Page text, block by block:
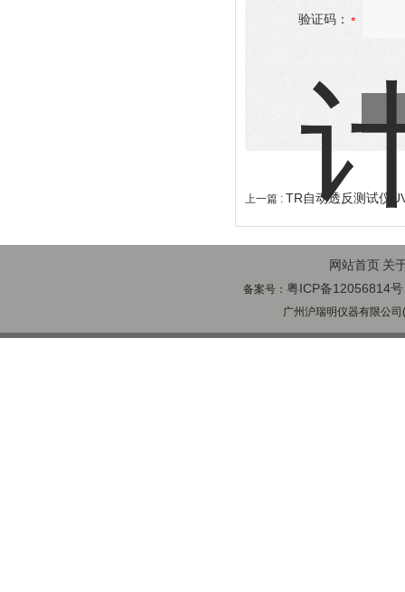
验证码：
上一篇 : TR自动透反测试仪
网站首页 关
备案号： 粤ICP备12056814号
广州沪瑞明仪器有限公